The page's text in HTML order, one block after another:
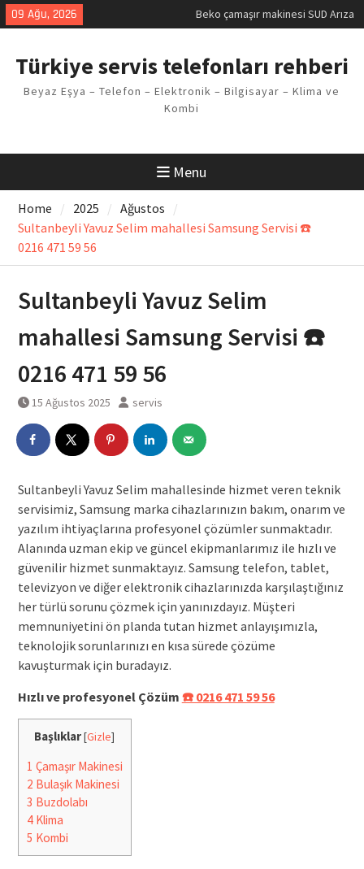
Skip
to
09 Ağu, 2026
Demirdöküm buzdolabı E1 Arıza
Demirdöküm çamaşır makinesi E5
Arızası Çözümü
E02 Arıza Kodu Regal kombi
Sorunu
Türkiye servis telefonları rehberi
Beyaz Eşya – Telefon – Elektronik – Bilgisayar – Klima ve
Kombi
Menu
Home 2025
Ağustos
Sultanbeyli Yavuz Selim mahallesi Samsung Servisi ☎️
0216 471 59 56
Sultanbeyli Yavuz Selim
mahallesi Samsung Servisi ☎️
0216 471 59 56
15 Ağustos 2025 servis
Sultanbeyli Yavuz Selim mahallesinde hizmet veren teknik
servisimiz, Samsung marka cihazlarınızın bakım, onarım ve
yazılım ihtiyaçlarına profesyonel çözümler sunmaktadır.
Alanında uzman ekip ve güncel ekipmanlarımız ile hızlı ve
güvenilir hizmet sunmaktayız. Samsung telefon, tablet,
televizyon ve diğer elektronik cihazlarınızda karşılaştığınız
her türlü sorunu çözmek için yanınızdayız. Müşteri
memnuniyetini ön planda tutan hizmet anlayışımızla,
teknolojik sorunlarınızı en kısa sürede çözüme
kavuşturmak için buradayız.
Hızlı ve profesyonel Çözüm ☎️ 0216 471 59 56
Başlıklar[Gizle]
1 Çamaşır Makinesi
2 Bulaşık Makinesi
3 Buzdolabı
4Klima
5 Kombi